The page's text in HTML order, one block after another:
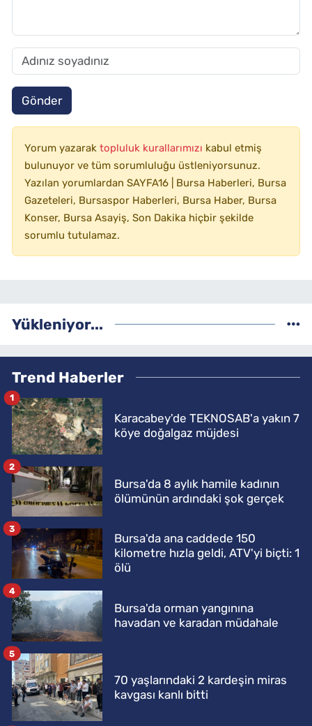
Gönder
Yorum yazarak topluluk kurallarımızı kabul etmiş
bulunuyor ve tüm sorumluluğu üstleniyorsunuz.
Yazılan yorumlardan SAYFA16 | Bursa Haberleri, Bursa
Gazeteleri, Bursaspor Haberleri, Bursa Haber, Bursa
Konser, Bursa Asayiş, Son Dakika hiçbir şekilde
sorumlu tutulamaz.
Yükleniyor...
Trend Haberler
Karacabey'de TEKNOSAB'a yakın 7
köye doğalgaz müjdesi
1
Bursa'da 8 aylık hamile kadının
ölümünün ardındaki şok gerçek
2
Bursa'da ana caddede 150
kilometre hızla geldi, ATV'yi biçti: 1
ölü
3
Bursa'da orman yangınına
havadan ve karadan müdahale
4
70 yaşlarındaki 2 kardeşin miras
kavgası kanlı bitti
5